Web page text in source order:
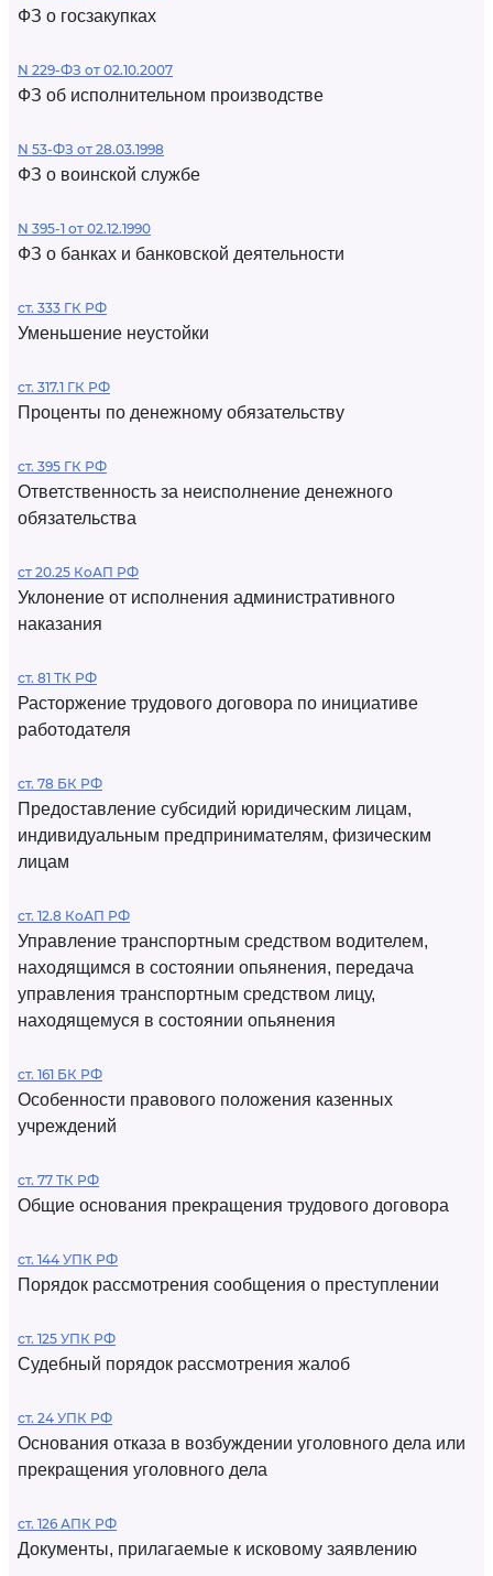
ФЗ о госзакупках
N 229-ФЗ от 02.10.2007
ФЗ об исполнительном производстве
N 53-ФЗ от 28.03.1998
ФЗ о воинской службе
N 395-1 от 02.12.1990
ФЗ о банках и банковской деятельности
ст. 333 ГК РФ
Уменьшение неустойки
ст. 317.1 ГК РФ
Проценты по денежному обязательству
ст. 395 ГК РФ
Ответственность за неисполнение денежного
обязательства
ст 20.25 КоАП РФ
Уклонение от исполнения административного
наказания
ст. 81 ТК РФ
Расторжение трудового договора по инициативе
работодателя
ст. 78 БК РФ
Предоставление субсидий юридическим лицам,
индивидуальным предпринимателям, физическим
лицам
ст. 12.8 КоАП РФ
Управление транспортным средством водителем,
находящимся в состоянии опьянения, передача
управления транспортным средством лицу,
находящемуся в состоянии опьянения
ст. 161 БК РФ
Особенности правового положения казенных
учреждений
ст. 77 ТК РФ
Общие основания прекращения трудового договора
ст. 144 УПК РФ
Порядок рассмотрения сообщения о преступлении
ст. 125 УПК РФ
Судебный порядок рассмотрения жалоб
ст. 24 УПК РФ
Основания отказа в возбуждении уголовного дела или
прекращения уголовного дела
ст. 126 АПК РФ
Документы, прилагаемые к исковому заявлению